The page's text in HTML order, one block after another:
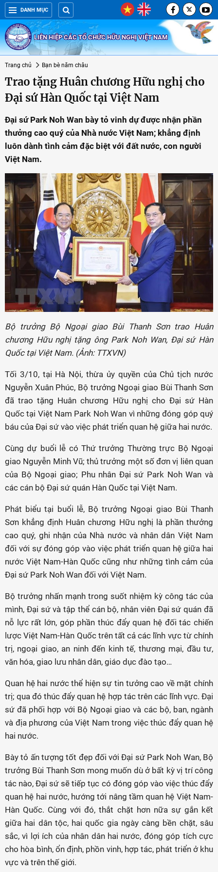
DANH MỤC
LIÊN HIỆP CÁC TỔ CHỨC HỮU NGHỊ VIỆT NAM
Trang chủ Bạn bè năm châu
Trao tặng Huân chương Hữu nghị cho
Đại sứ Hàn Quốc tại Việt Nam
Đại sứ Park Noh Wan bày tỏ vinh dự được nhận phần
thưởng cao quý của Nhà nước Việt Nam; khẳng định
luôn dành tình cảm đặc biệt với đất nước, con người
Việt Nam.
Bộ trưởng Bộ Ngoại giao Bùi Thanh Sơn trao Huân
chương Hữu nghị tặng ông Park Noh Wan, Đại sứ Hàn
Quốc tại Việt Nam. (Ảnh: TTXVN)
Tối 3/10, tại Hà Nội, thừa ủy quyền của Chủ tịch nước
Nguyễn Xuân Phúc, Bộ trưởng Ngoại giao Bùi Thanh Sơn
đã trao tặng Huân chương Hữu nghị cho Đại sứ Hàn
Quốc tại Việt Nam Park Noh Wan vì những đóng góp quý
báu của Đại sứ vào việc phát triển quan hệ giữa hai nước.
Cùng dự buổi lễ có Thứ trưởng Thường trực Bộ Ngoại
giao Nguyễn Minh Vũ; thủ trưởng một số đơn vị liên quan
của Bộ Ngoại giao; Phu nhân Đại sứ Park Noh Wan và
các cán bộ Đại sứ quán Hàn Quốc tại Việt Nam.
Phát biểu tại buổi lễ, Bộ trưởng Ngoại giao Bùi Thanh
Sơn khẳng định Huân chương Hữu nghị là phần thưởng
cao quý, ghi nhận của Nhà nước và nhân dân Việt Nam
đối với sự đóng góp vào việc phát triển quan hệ giữa hai
nước Việt Nam-Hàn Quốc cũng như những tình cảm của
Đại sứ Park Noh Wan đối với Việt Nam.
Bộ trưởng nhấn mạnh trong suốt nhiệm kỳ công tác của
mình, Đại sứ và tập thể cán bộ, nhân viên Đại sứ quán đã
nỗ lực rất lớn, góp phần thúc đẩy quan hệ đối tác chiến
lược Việt Nam-Hàn Quốc trên tất cả các lĩnh vực từ chính
trị, ngoại giao, an ninh đến kinh tế, thương mại, đầu tư,
văn hóa, giao lưu nhân dân, giáo dục đào tạo…
Quan hệ hai nước thể hiện sự tin tưởng cao về mặt chính
trị; qua đó thúc đẩy quan hệ hợp tác trên các lĩnh vực. Đại
sứ đã phối hợp với Bộ Ngoại giao và các bộ, ban, ngành
và địa phương của Việt Nam trong việc thúc đẩy quan hệ
hai nước.
Bày tỏ ấn tượng tốt đẹp đối với Đại sứ Park Noh Wan, Bộ
trưởng Bùi Thanh Sơn mong muốn dù ở bất kỳ vị trí công
tác nào, Đại sứ sẽ tiếp tục có đóng góp vào việc thúc đẩy
quan hệ hai nước, hướng tới nâng tầm quan hệ Việt Nam-
Hàn Quốc. Cùng với đó, thắt chặt hơn nữa sự gắn kết
giữa hai dân tộc, hai quốc gia ngày càng bền chặt, sâu
sắc, vì lợi ích của nhân dân hai nước, đóng góp tích cực
cho hòa bình, ổn định, phồn vinh, hợp tác, phát triển ở khu
vực và trên thế giới.